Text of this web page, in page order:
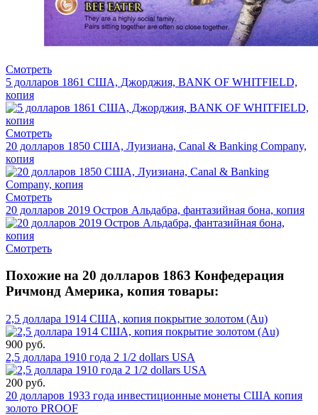
Смотреть
5 долларов 1861 США, Джорджия, BANK OF WHITFIELD,
копия
Смотреть
20 долларов 1850 США, Луизиана, Canal & Banking Company,
копия
Смотреть
20 долларов 2019 Остров Альдабра, фантазийная бона, копия
Смотреть
Похожие на 20 долларов 1863 Конфедерация
Ричмонд Америка, копия товары:
2,5 доллара 1914 США, копия покрытие золотом (Au)
900 руб.
2,5 доллара 1910 года 2 1/2 dollars USA
200 руб.
20 долларов 1933 года инвестиционные монеты США копия
золото PROOF